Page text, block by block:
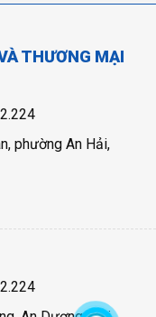
THƯƠNG MẠI
phường An Hải,